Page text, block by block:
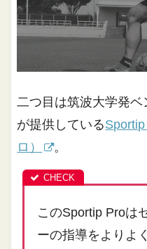
二つ目は筑波大学発
が提供している
ロ）
。
このSportip Proは
ーの指導をよりよ